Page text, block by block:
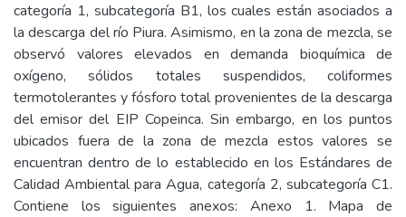
categoría 1, subcategoría B1, los cuales están asociados a
la descarga del río Piura. Asimismo, en la zona de mezcla, se
observó valores elevados en demanda bioquímica de
oxígeno, sólidos totales suspendidos, coliformes
termotolerantes y fósforo total provenientes de la descarga
del emisor del EIP Copeinca. Sin embargo, en los puntos
ubicados fuera de la zona de mezcla estos valores se
encuentran dentro de lo establecido en los Estándares de
Calidad Ambiental para Agua, categoría 2, subcategoría C1.
Contiene los siguientes anexos: Anexo 1. Mapa de